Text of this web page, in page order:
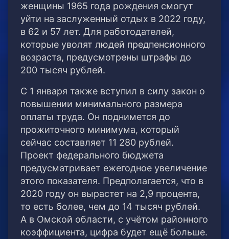
женщины 1965 года рождения смогут
уйти на заслуженный отдых в 2022 году,
в 62 и 57 лет. Для работодателей,
которые уволят людей предпенсионного
возраста, предусмотрены штрафы до
200 тысяч рублей.
С 1 января также вступил в силу закон о
повышении минимального размера
оплаты труда. Он поднимется до
прожиточного минимума, который
сейчас составляет 11 280 рублей.
Проект федерального бюджета
предусматривает ежегодное увеличение
этого показателя. Предполагается, что в
2020 году он вырастет на 2,9 процента,
то есть более, чем до 14 тысяч рублей.
А в Омской области, с учётом районного
коэффициента, цифра будет ещё больше.